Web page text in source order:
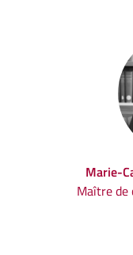
Marie-
Maître de